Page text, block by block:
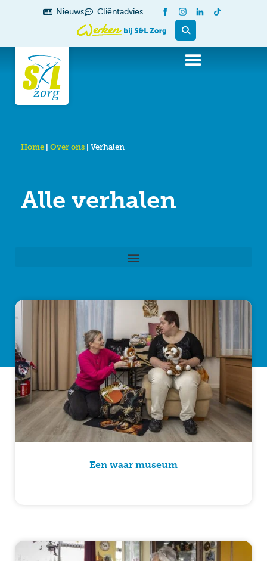
Nieuws Cliëntadvies
Home Over ons Verhalen
Alle verhalen
Een waar museum